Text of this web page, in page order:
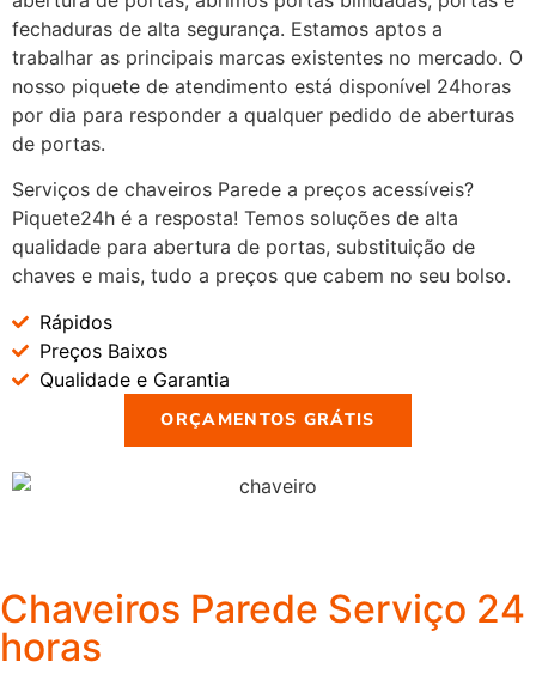
fechaduras de alta segurança. Estamos aptos a
trabalhar as principais marcas existentes no mercado. O
nosso piquete de atendimento está disponível 24horas
por dia para responder a qualquer pedido de aberturas
de portas.
Serviços de chaveiros Parede a preços acessíveis?
Piquete24h é a resposta! Temos soluções de alta
qualidade para abertura de portas, substituição de
chaves e mais, tudo a preços que cabem no seu bolso.
Rápidos
Preços Baixos
Qualidade e Garantia
ORÇAMENTOS GRÁTIS
Chaveiros Parede Serviço 24
horas